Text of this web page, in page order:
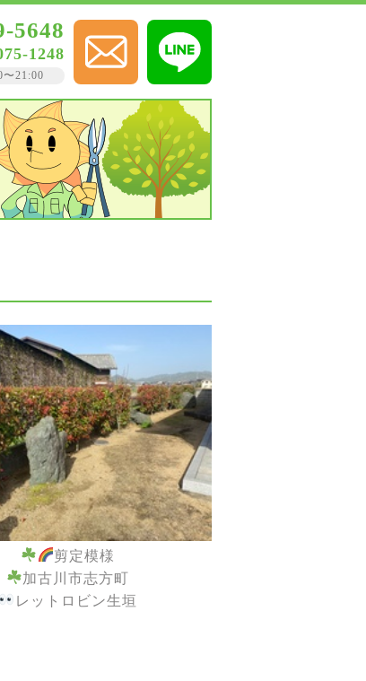
5648
1248
〜21:00
剪定模様
加古川市志方町
レットロビン生垣